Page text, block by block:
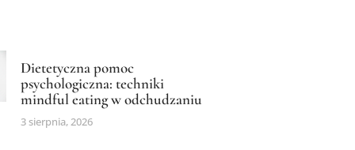
Dietetyczna pomoc
psychologiczna: techniki
mindful eating w odchudzaniu
3 sierpnia, 2026